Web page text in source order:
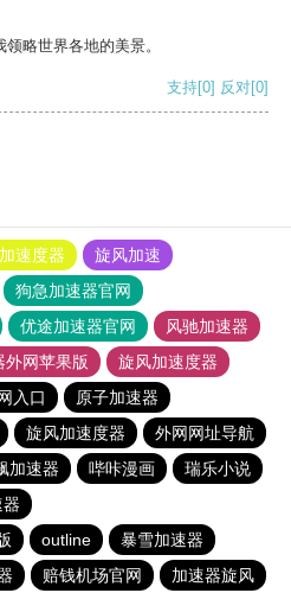
略世界各地的美景。
支持[0] 反对[0]
速度器
旋风加速
狗急加速器官网
优途加速器官网
风驰加速器
外网苹果版
旋风加速度器
入口
原子加速器
旋风加速度器
外网网址导航
加速器 哔咔漫画
瑞乐小说
outline
暴雪加速器
赔钱机场官网
加速器旋风